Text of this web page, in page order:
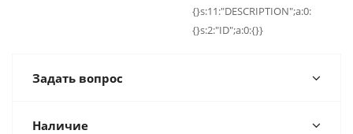
{}s:11:"DESCRIPTION";a:0:
{}s:2:"ID";a:0:{}}
Задать вопрос
Наличие